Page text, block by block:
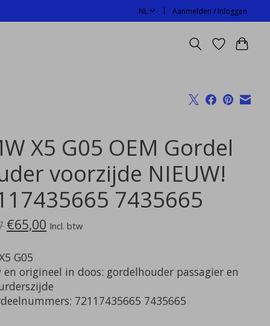
NL Aanmelden / Inloggen
X5 G05 OEM Gordel
voorzijde NIEUW!
7435665
€65,00 Incl. btw
G05
en origineel in doos: gordelhouder passagier en
72117435665 7435665